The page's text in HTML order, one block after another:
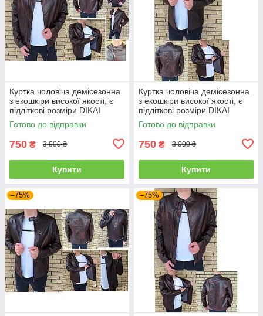
Куртка чоловіча демісезонна
з екошкіри високої якості, є
підліткові розміри DIKAI
Готово до відправки
750 ₴ 3 000 ₴
Купити
Куртка чоловіча демісезонна
з екошкіри високої якості, є
підліткові розміри DIKAI
Готово до відправки
750 ₴ 3 000 ₴
Купити
–75% –75%